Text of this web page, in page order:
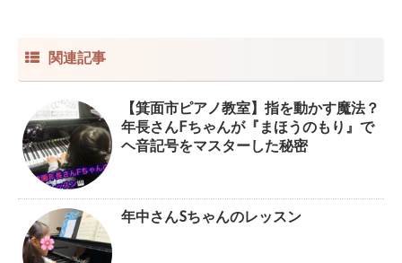
関連記事
【箕面市ピアノ教室】指を動かす魔法？
年長さんFちゃんが『まほうのもり』で
ヘ音記号をマスターした秘密
年中さんSちゃんのレッスン